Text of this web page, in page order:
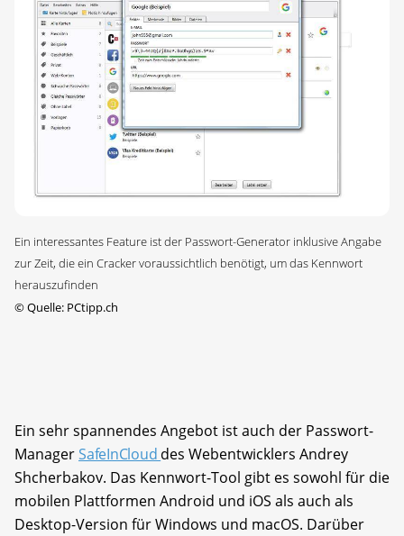
Ein interessantes Feature ist der Passwort-Generator inklusive Angabe
zur Zeit, die ein Cracker voraussichtlich benötigt, um das Kennwort
herauszufinden
©Quelle: PCtipp.ch
Ein sehr spannendes Angebot ist auch der Passwort-
ManagerSafeInCloud des Webentwicklers Andrey
Shcherbakov. Das Kennwort-Tool gibt es sowohl für die
mobilen Plattformen Android und iOS als auch als
Desktop-Version für Windows und macOS. Darüber